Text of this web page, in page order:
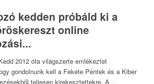
kedden próbáld ki a
online
2012 óta világszerte emlékeztet
gondolnunk kell a Fekete Péntek és a Kiber
teljesen kirekesztettekre. A...